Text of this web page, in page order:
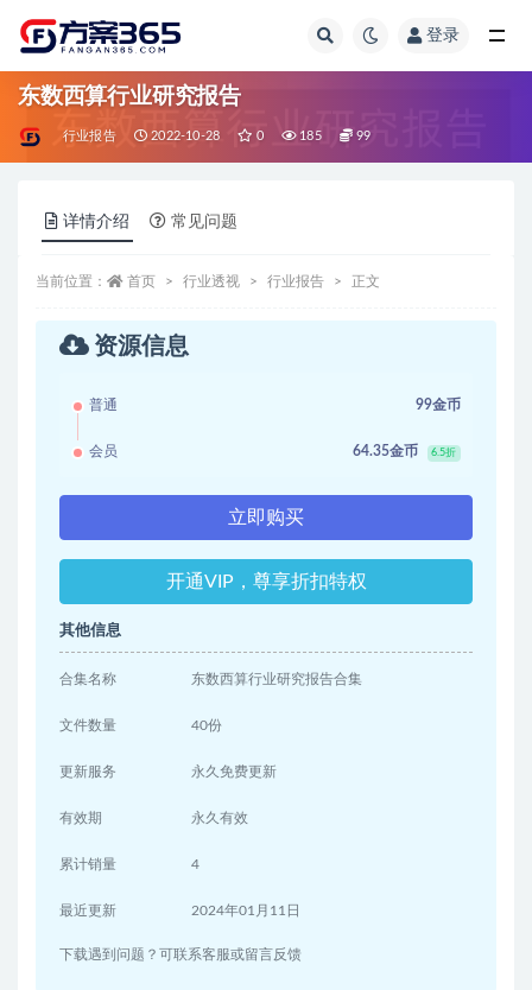
登录
东数西算行业研究报告
行业报告 2022-10-28 0 185 99
详情介绍 常见问题
当前位置： 首页 行业透视 行业报告 正文
资源信息
普通 99金币
会员 64.35金币 6.5折
立即购买
开通VIP，尊享折扣特权
其他信息
合集名称 东数西算行业研究报告合集
文件数量 40份
更新服务 永久免费更新
有效期 永久有效
累计销量 4
最近更新 2024年01月11日
下载遇到问题？可联系客服或留言反馈